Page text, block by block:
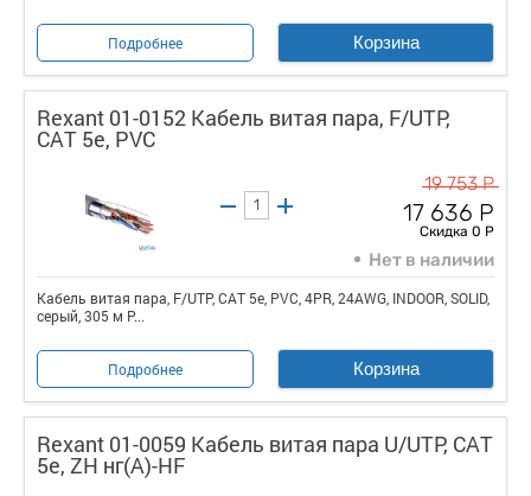
Подробнее Корзина
Rexant 01-0152 Кабель витая пара, F/UTP,
CAT 5е, PVC
19 753 Р
17 636 Р
Скидка 0 Р
Нет в наличии
Кабель витая пара, F/UTP, CAT 5е, PVC, 4PR, 24AWG, INDOOR, SOLID,
серый, 305 м P...
Подробнее Корзина
Rexant 01-0059 Кабель витая пара U/UTP, CAT
5e, ZH нг(А)-HF